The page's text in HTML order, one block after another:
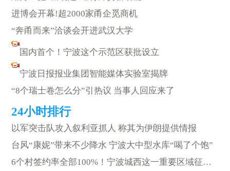
进博会开幕!超2000家甬企觅商机
“奔甬而来”洽谈会开进武汉大学
国内首个！宁波这个示范区获批设立
宁波日报报业集团智能媒体实验室揭牌
“8个瑞士卷怎么分”引热议 当事人回应来了
以军突击队攻入叙利亚抓人 称其为伊朗提供情报
台风“康妮”带来不少降水 宁波大中型水库“喝了个饱”
6个村签约率全部100%！宁波城西这一重要区域征收签约结束